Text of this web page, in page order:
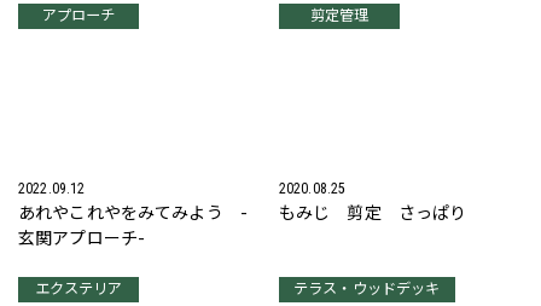
アプローチ
2022.09.12
あれやこれやをみてみよう -
玄関アプローチ-
剪定管理
2020.08.25
もみじ 剪定 さっぱり
エクステリア テラス・ウッドデッキ